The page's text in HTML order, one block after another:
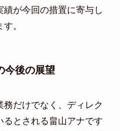
が今回の措置に寄与し
。
今後の展望
だけでなく、ディレク
るとされる畠山アナです